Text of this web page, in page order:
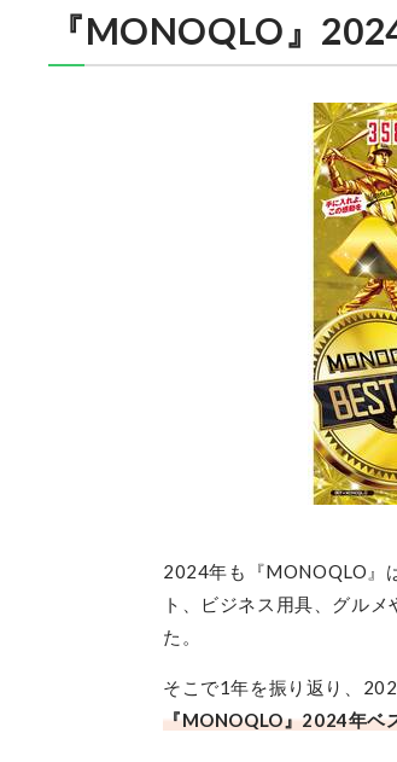
『MONOQLO』
2024年も『MONOQLO』
ト、ビジネス用具、グル
た。
そこで1年を振り返り、
『MONOQLO』2024年ベ